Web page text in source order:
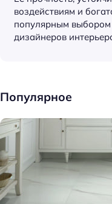
а
воздействиям и
популярным выбором
дизайнеров
Популярное